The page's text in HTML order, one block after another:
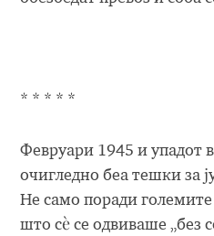
* * * * *
Февруари 1945 и упадот
очигледно беа тешки за
Не само поради
што сѐ се одвиваше „без